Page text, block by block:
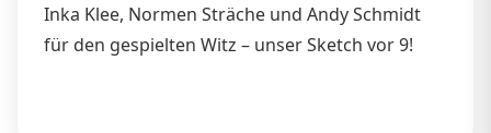
Inka Klee, Normen Sträche und Andy Schmidt
für den gespielten Witz – unser Sketch vor 9!